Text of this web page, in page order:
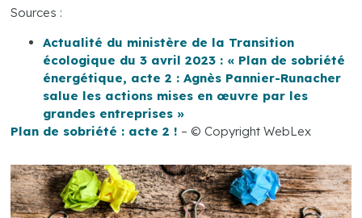
Sources :
Actualité du ministère de la Transition
écologique du 3 avril 2023 : « Plan de sobriété
énergétique, acte 2 : Agnès Pannier-Runacher
salue les actions mises en œuvre par les
grandes entreprises »
Plan de sobriété : acte 2 ! – © Copyright WebLex